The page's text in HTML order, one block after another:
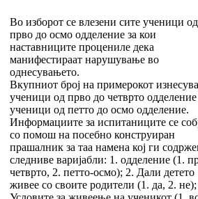
Во изборот се влезени сите ученици од
прво до осмо одделение за кои
наставниците процениле дека
манифестираат нарушување во
однесувањето.
Вкупниот број на примерокот
ученици од прво до четврто
ученици од петто до осмо одделение.
Информациите за испитаниците се
со помош на посебно конструиран
прашалник за таа намена кој ги
следниве варијабли: 1. одделение (1.
четврто, 2. петто-осмо); 2. Дали детето
живее со своите родители (1. да, 2.